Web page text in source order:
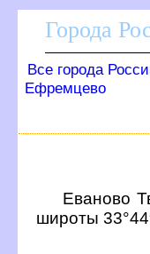
Города
се города
Ефремцево
Еваново
широты